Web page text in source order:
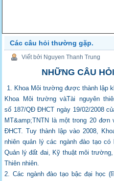
Các câu hỏi thường gặp.
Viết bởi Nguyen Thanh Trung
NHỮNG CÂU
1. Khoa Môi trường được thành lập
Khoa Môi trường vàTài nguyên
số 187/QĐ ĐHCT ngày 19/02/2008
MT&amp;TNTN là một trong 20đơn
ĐHCT. Tuy thành lập vào 2008,
nhiên quản lý các ngành đào tạo
Quản lý đất đai, Kỹ thuật môi
Thiênnhiên.
2. Các ngành đào tạo bậc đại học